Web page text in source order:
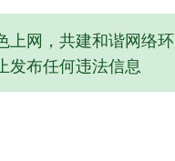
上网，共建和谐网络环
发布任何违法信息